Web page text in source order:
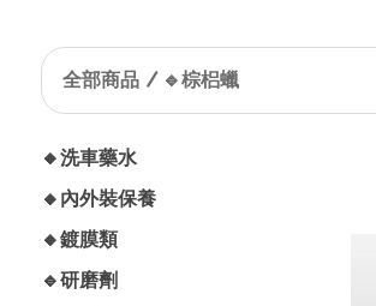
全部商品 🔹棕梠蠟
🔸洗車藥水
🔸內外裝保養
🔸鍍膜類
🔹研磨劑